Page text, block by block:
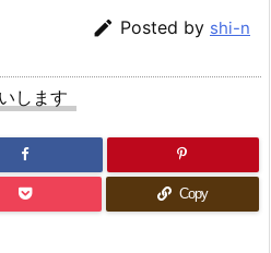
 Posted by shi-n
します
Copy